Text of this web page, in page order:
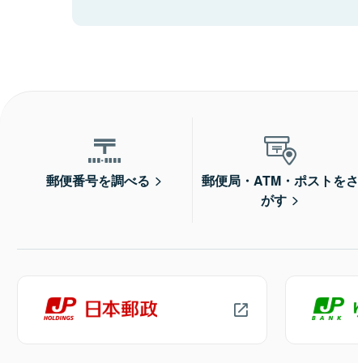
郵便番号を調べる
郵便局・ATM・ポストをさ
がす